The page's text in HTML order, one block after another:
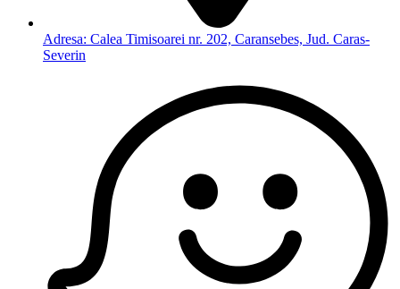
Adresa: Calea Timisoarei nr. 202, Caransebes, Jud. Caras-
Severin